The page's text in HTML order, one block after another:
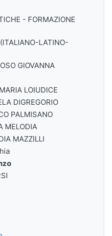
- FORMAZIONE
LATINO-
GIOVANNA
LOIUDICE
DIGREGORIO
PALMISANO
MELODIA
MAZZILLI